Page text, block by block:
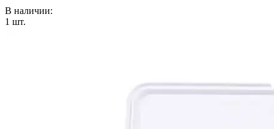
В наличии:
1 шт.